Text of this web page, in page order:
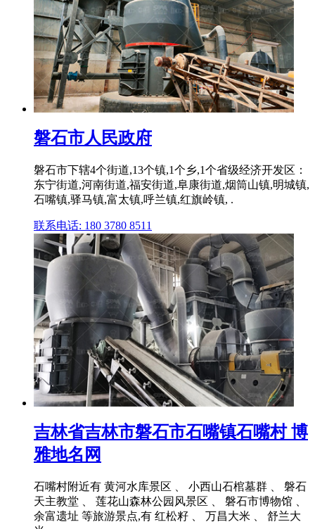
磐石市人民政府
磐石市下辖4个街道,13个镇,1个乡,1个省级经济开发区：
东宁街道,河南街道,福安街道,阜康街道,烟筒山镇,明城镇,
石嘴镇,驿马镇,富太镇,呼兰镇,红旗岭镇, .
联系电话: 180 3780 8511
吉林省吉林市磐石市石嘴镇石嘴村 博
雅地名网
石嘴村附近有 黄河水库景区 、 小西山石棺墓群 、 磐石
天主教堂 、 莲花山森林公园风景区 、 磐石市博物馆 、
余富遗址 等旅游景点,有 红松籽 、 万昌大米 、 舒兰大